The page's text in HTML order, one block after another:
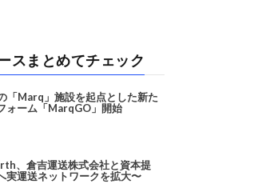
ースまとめてチェック
「Marq」施設を起点とした新た
ォーム「MarqGO」開始
、倉吉運送株式会社と資本提
実運送ネットワークを拡大〜